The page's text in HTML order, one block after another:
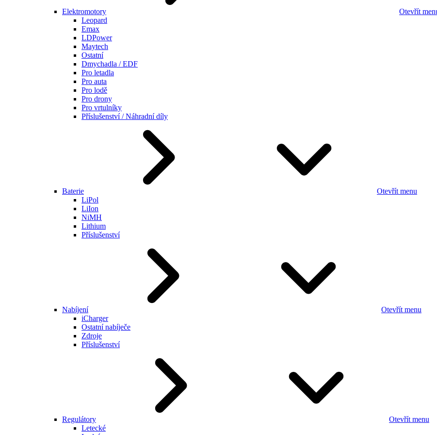
Elektromotory
Otevřít
Leopard
Emax
LDPower
Maytech
Ostatní
Dmychadla / EDF
Pro letadla
Pro auta
Pro lodě
Pro drony
Pro vrtulníky
Příslušenství / Náhradní díly
Baterie
Otevřít menu
LiPol
LiIon
NiMH
Lithium
Příslušenství
Nabíjení
Otevřít menu
iCharger
Ostatní nabíječe
Zdroje
Příslušenství
Regulátory
Otevřít menu
Letecké